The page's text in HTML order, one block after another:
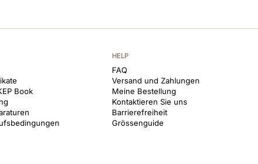
Book
HELP
FAQ
Versand und Zahlungen
Meine Bestellung
Kontaktieren Sie uns
Barrierefreiheit
Grössenguide